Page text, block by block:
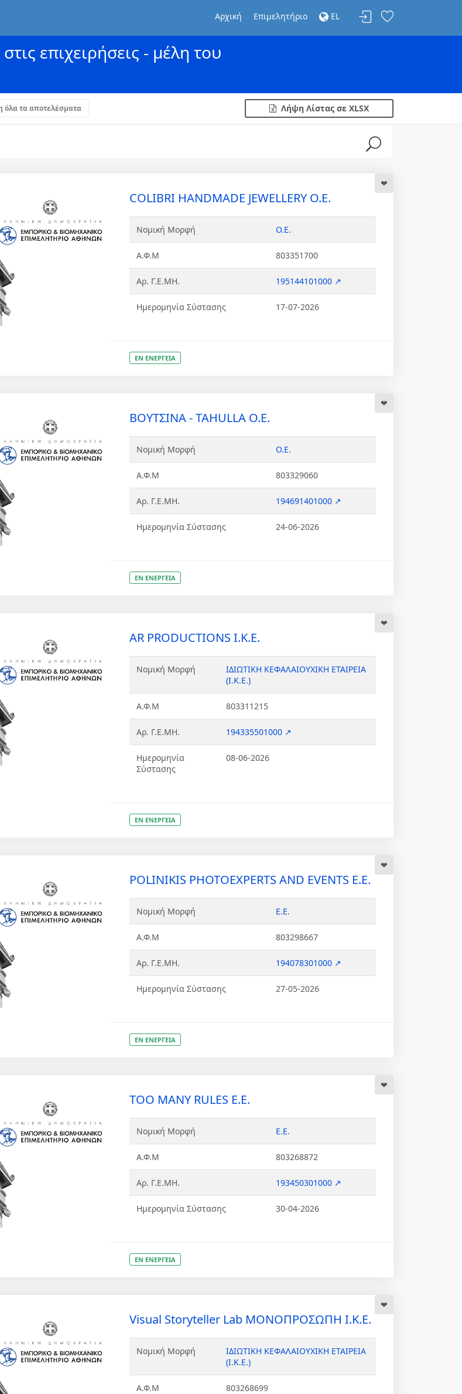
Αρχική Επιμελητήριο EL
επιχειρήσεις - μέλη του
όλα τα αποτελέσματα Λήψη Λίστας σε XLSX
COLIBRI HANDMADE JEWELLERY Ο.Ε.
Νομική Μορφή Ο.Ε.
Α.Φ.Μ 803351700
Αρ. Γ.Ε.ΜΗ. 195144101000 ↗
Ημερομηνία Σύστασης 17-07-2026
ΕΝ ΕΝΕΡΓΕΙΑ
ΒΟΥΤΣΙΝΑ - TAHULLA Ο.Ε.
Νομική Μορφή Ο.Ε.
Α.Φ.Μ 803329060
Αρ. Γ.Ε.ΜΗ. 194691401000 ↗
Ημερομηνία Σύστασης 24-06-2026
ΕΝ ΕΝΕΡΓΕΙΑ
AR PRODUCTIONS Ι.Κ.Ε.
Νομική Μορφή
ΙΔΙΩΤΙΚΗ ΚΕΦΑΛΑΙΟΥΧΙΚΗ ΕΤΑΙΡΕΙΑ
(Ι.Κ.Ε.)
Α.Φ.Μ 803311215
Αρ. Γ.Ε.ΜΗ. 194335501000 ↗
Ημερομηνία
Σύστασης
08-06-2026
ΕΝ ΕΝΕΡΓΕΙΑ
POLINIKIS PHOTOEXPERTS AND EVENTS Ε.Ε.
Νομική Μορφή Ε.Ε.
Α.Φ.Μ 803298667
Αρ. Γ.Ε.ΜΗ. 194078301000 ↗
Ημερομηνία Σύστασης 27-05-2026
ΕΝ ΕΝΕΡΓΕΙΑ
TOO MANY RULES Ε.Ε.
Νομική Μορφή Ε.Ε.
Α.Φ.Μ 803268872
Αρ. Γ.Ε.ΜΗ. 193450301000 ↗
Ημερομηνία Σύστασης 30-04-2026
ΕΝ ΕΝΕΡΓΕΙΑ
Visual Storyteller Lab ΜΟΝΟΠΡΟΣΩΠΗ Ι.Κ.Ε.
Νομική Μορφή
ΙΔΙΩΤΙΚΗ ΚΕΦΑΛΑΙΟΥΧΙΚΗ ΕΤΑΙΡΕΙΑ
(Ι.Κ.Ε.)
Α.Φ.Μ 803268699